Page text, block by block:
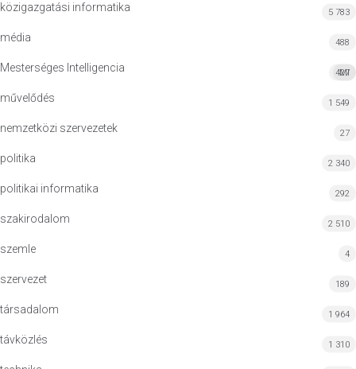
közigazgatási informatika 5 783
média 488
Mesterséges Intelligencia MI
427
művelődés 1 549
nemzetközi szervezetek 27
politika 2 340
politikai informatika 292
szakirodalom 2 510
szemle 4
szervezet 189
társadalom 1 964
távközlés 1 310